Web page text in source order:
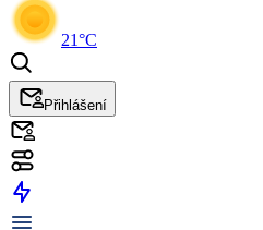
21°C
Přihlášení